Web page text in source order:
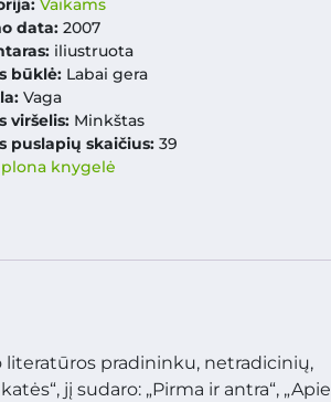
Vaikams
data:2007
iliustruota
būklė: Labai gera
Vaga
viršelis: Minkštas
puslapių skaičius: 39
plona knygelė
literatūros pradininku, netradicinių,
jį sudaro: „Pirma ir antra“, „Apie